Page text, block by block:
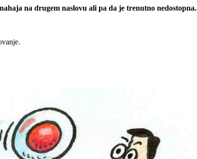
na drugem naslovu ali pa da je trenutno nedostopna.